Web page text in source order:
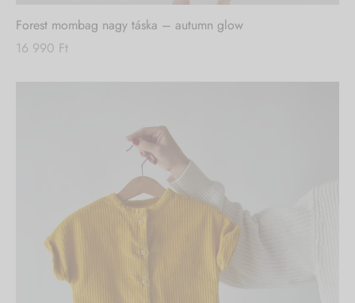
Nincs készleten
Forest mombag nagy táska – autumn glow
16 990 Ft